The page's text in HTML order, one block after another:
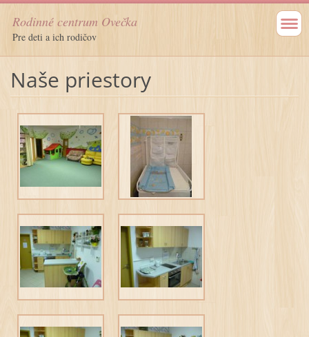
Rodinné centrum Ovečka
Pre deti a ich rodičov
Naše priestory